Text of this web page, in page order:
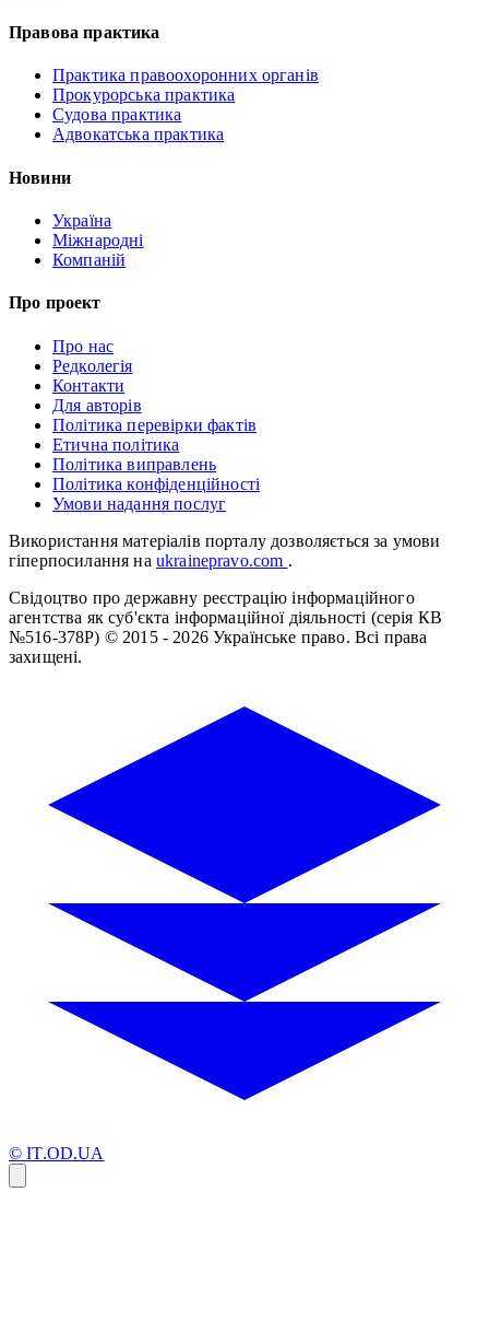
Правова практика
Практика правоохоронних органів
Прокурорська практика
Судова практика
Адвокатська практика
Новини
Україна
Міжнародні
Компаній
Про проект
Про нас
Редколегія
Контакти
Для авторів
Політика перевірки фактів
Етична політика
Політика виправлень
Політика конфіденційності
Умови надання послуг
Використання матеріалів порталу дозволяється за умови
гіперпосилання на ukrainepravo.com .
Свідоцтво про державну реєстрацію інформаційного
агентства як суб'єкта інформаційної діяльності (серія КВ
№516-378Р) © 2015 - 2026 Українське право. Всі права
захищені.
© IT.OD.UA